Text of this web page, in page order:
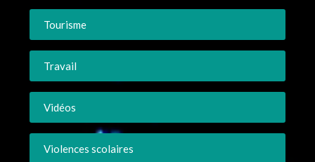
Tourisme
Travail
Vidéos
Violences scolaires